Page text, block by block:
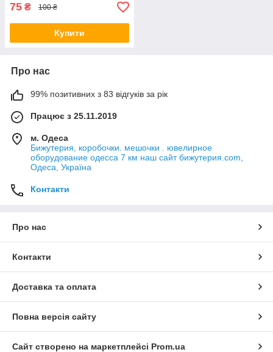
75 ₴ 100 ₴
Купити
Про нас
99% позитивних з 83 відгуків за рік
Працює з 25.11.2019
м. Одеса
Бижутерия, коробочки. мешочки . ювелирное
оборудование одесса 7 км наш сайт бижутерия.com,
Одеса, Україна
Контакти
Про нас
Контакти
Доставка та оплата
Повна версія сайту
Сайт створено на маркетплейсі Prom.ua